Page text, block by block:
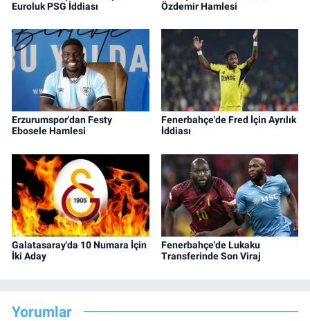
Euroluk PSG İddiası
Özdemir Hamlesi
Erzurumspor'dan Festy
Ebosele Hamlesi
Fenerbahçe'de Fred İçin Ayrılık
İddiası
Galatasaray'da 10 Numara İçin
İki Aday
Fenerbahçe'de Lukaku
Transferinde Son Viraj
Yorumlar